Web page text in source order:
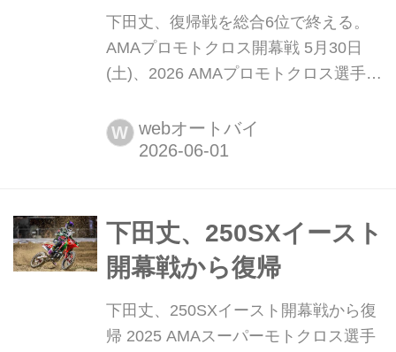
下田丈、復帰戦を総合6位で終える。
AMAプロモトクロス開幕戦 5月30日
(土)、2026 AMAプロモトクロス選手権
州にあるフォックス・レースウェイに
て開催された 注目ポイント ・怪我明
バイクのセッティングとスタートに課
題 ・「80%く...
W webオートバイ
下田丈、250SXイースト
開幕戦から復帰
下田丈、250SXイースト開幕戦から復
帰 2025 AMAスーパーモトクロス選手